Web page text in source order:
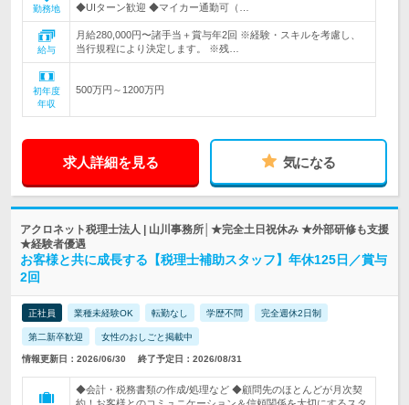
勤務地
◆UIターン歓迎 ◆マイカー通勤可（…
給与
月給280,000円〜諸手当＋賞与年2回 ※経験・スキルを考慮し、
当行規程により決定します。 ※残…
初年度
年収
500万円～1200万円
求人詳細を見る 気になる
アクロネット税理士法人 | 山川事務所│★完全土日祝休み ★外部研修も支援
★経験者優遇
お客様と共に成長する【税理士補助スタッフ】年休125日／賞与
2回
正社員 業種未経験OK 転勤なし 学歴不問 完全週休2日制
第二新卒歓迎 女性のおしごと掲載中
情報更新日：2026/06/30 終了予定日：2026/08/31
◆会計・税務書類の作成/処理など ◆顧問先のほとんどが月次契